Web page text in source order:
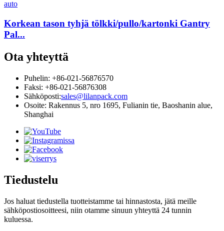
Korkean tason tyhjä tölkki/pullo/kartonki Gantry
Pal...
Ota yhteyttä
Puhelin: +86-021-56876570
Faksi: +86-021-56876308
Sähköposti:sales@lilanpack.com
Osoite: Rakennus 5, nro 1695, Fulianin tie, Baoshanin alue,
Shanghai
Tiedustelu
Jos haluat tiedustella tuotteistamme tai hinnastosta, jätä meille
sähköpostiosoitteesi, niin otamme sinuun yhteyttä 24 tunnin
kuluessa.